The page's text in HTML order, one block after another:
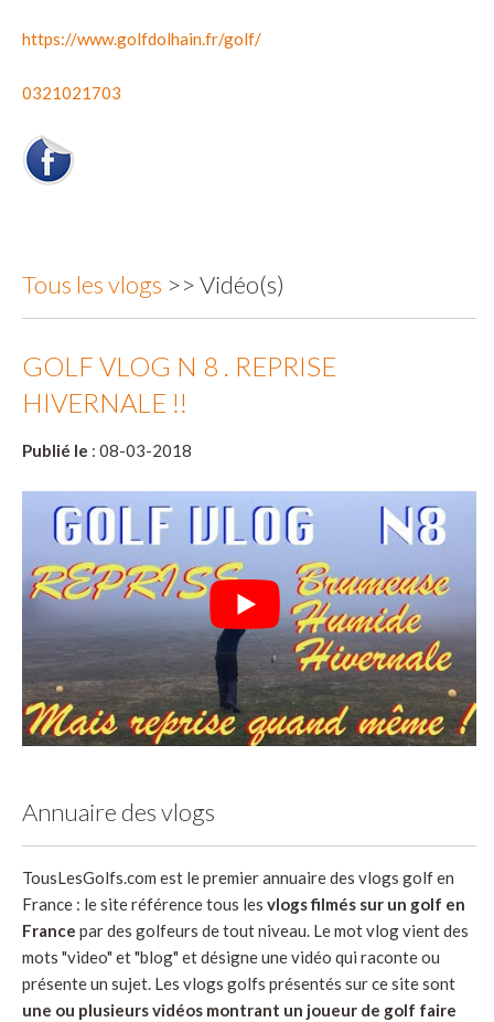
https://www.golfdolhain.fr/golf/
0321021703
Tous les vlogs >> Vidéo(s)
GOLF VLOG N 8 . REPRISE
HIVERNALE !!
Publié le : 08-03-2018
Annuaire des vlogs
TousLesGolfs.com est le premier annuaire des vlogs golf en
France : le site référence tous les vlogs filmés sur un golf en
France par des golfeurs de tout niveau. Le mot vlog vient des
mots "video" et "blog" et désigne une vidéo qui raconte ou
présente un sujet. Les vlogs golfs présentés sur ce site sont
une ou plusieurs vidéos montrant un joueur de golf faire